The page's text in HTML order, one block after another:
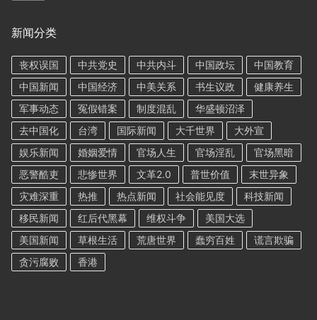
新闻分类
丧权误国 中共党史 中共内斗 中国政坛
中国教育
中国新闻
中国经济 中美关系 书生议政
健康养生
军事动态
冤假错案 制度混乱
华盛顿沼泽
去中国化
台湾 国际新闻 大千世界
大外宣
娱乐新闻
婚姻爱情 官场人生 官场淫乱
官场黑暗
恶警酷吏
悲惨世界 文革2.0 普世价值
末世异象
灾难深重
热推 热点新闻 社会能见度
科技新闻
移民新闻
红后代黑幕 维权斗争
美国大选
美国新闻
草根生活 荒唐世界 蠢穷百姓
谎言欺骗
贪污腐败
香港